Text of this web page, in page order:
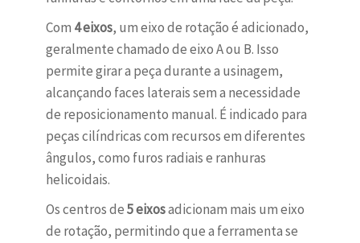
Com 4 eixos, um eixo de rotação é adicionado,
geralmente chamado de eixo A ou B. Isso
permite girar a peça durante a usinagem,
alcançando faces laterais sem a necessidade
de reposicionamento manual. É indicado para
peças cilíndricas com recursos em diferentes
ângulos, como furos radiais e ranhuras
helicoidais.
Os centros de5 eixosadicionam mais um eixo
de rotação, permitindo que a ferramenta se